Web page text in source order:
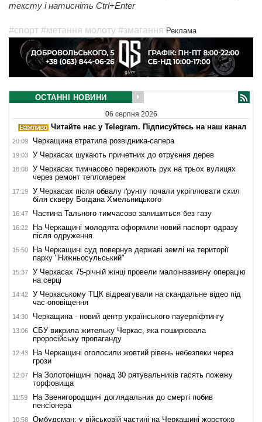
тексту і натисніть Ctrl+Enter
#спорт #метання молоту #змагання Реклама
ОСТАННІ НОВИНИ
06 серпня 2026
Читайте нас у Telegram. Підписуйтесь на наш канал
20:09 Черкащина втратила розвідника-сапера
19:03 У Черкасах шукають причетних до отруєння дерев
18:08
У Черкасах тимчасово перекриють рух на трьох вулицях
через ремонт тепломереж
17:19
У Черкасах після обвалу ґрунту почали укріплювати схил
біля скверу Богдана Хмельницького
16:47 Частина Тального тимчасово залишиться без газу
16:22
На Черкащині молодята оформили новий паспорт одразу
після одруження
15:50
На Черкащині суд повернув державі землі на території
парку "Нижньосульський"
15:37
У Черкасах 75-річній жінці провели малоінвазивну операцію
на серці
14:42
У Черкаському ТЦК відреагували на скандальне відео під
час оповіщення
14:30 Черкащина - новий центр українського пауерліфтингу
13:06
СБУ викрила жительку Черкас, яка поширювала
проросійську пропаганду
12:43
На Черкащині оголосили жовтий рівень небезпеки через
грози
12:07
На Золотоніщині понад 30 рятувальників гасять пожежу
торфовища
11:59
На Звенигородщині доглядальник до смерті побив
пенсіонера
10:58 Омбудсман: у військовій частині на Черкащині жорстоко